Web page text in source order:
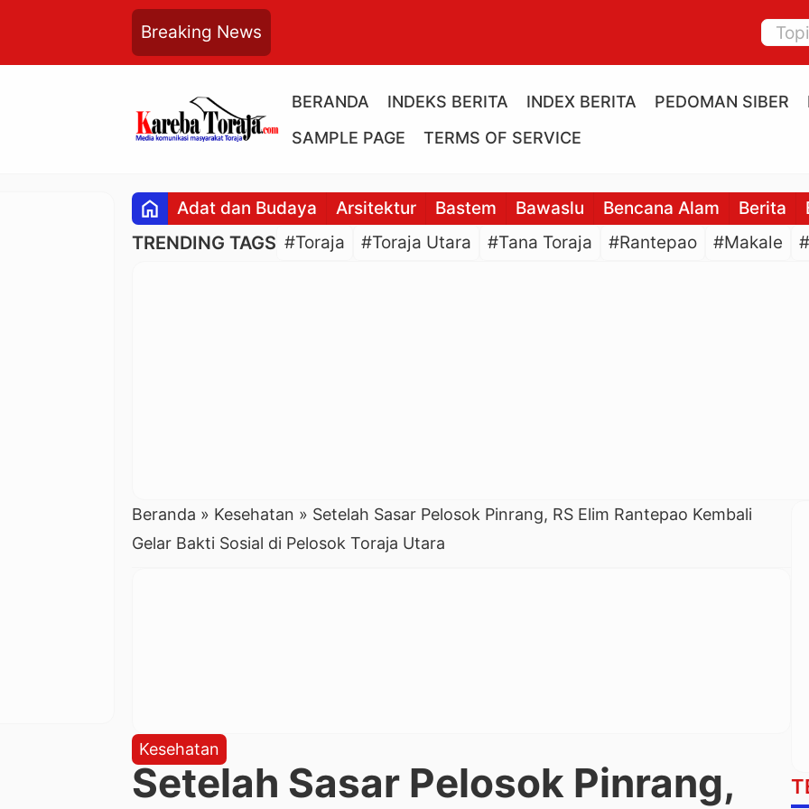
Breaking News
BERANDA INDEKS BERITA INDEX BERITA PEDOMAN SIBER
SAMPLE PAGE
TERMS OF SERVICE
home Adat dan Budaya Arsitektur Bastem Bawaslu Bencana Alam Berita
TRENDING TAGS #Toraja #Toraja Utara #Tana Toraja #Rantepao #Makale
Beranda » Kesehatan » Setelah Sasar Pelosok Pinrang, RS Elim Rantepao Kembali
Gelar Bakti Sosial di Pelosok Toraja Utara
Kesehatan
Setelah Sasar Pelosok Pinrang,